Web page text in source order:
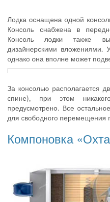
Лодка оснащена одной
Консоль снабжена в
Консоль лодки также
дизайнерскими вложениями.
однако она вполне может
За консолью располагается
спине), при этом
предусмотрено. Все
для свободного перемещения
Компоновка